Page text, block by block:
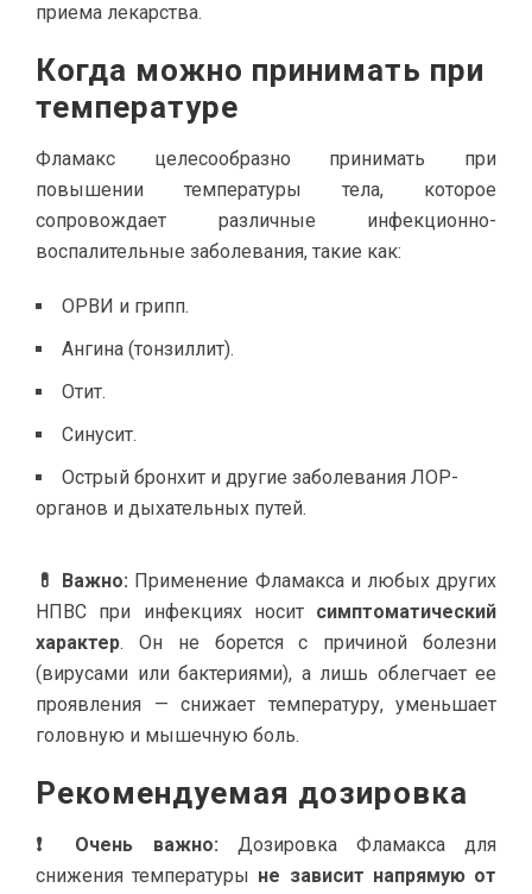
приема лекарства.
Когда можно принимать при
температуре
Фламакс целесообразно принимать при
повышении температуры тела, которое
сопровождает различные инфекционно-
воспалительные заболевания, такие как:
ОРВИ и грипп.
Ангина (тонзиллит).
Отит.
Синусит.
Острый бронхит и другие заболевания ЛОР-
органов и дыхательных путей.
💊 Важно: Применение Фламакса и любых других
НПВС при инфекциях носит симптоматический
характер. Он не борется с причиной болезни
(вирусами или бактериями), а лишь облегчает ее
проявления — снижает температуру, уменьшает
головную и мышечную боль.
Рекомендуемая дозировка
❗ Очень важно: Дозировка Фламакса для
снижения температуры не зависит напрямую от